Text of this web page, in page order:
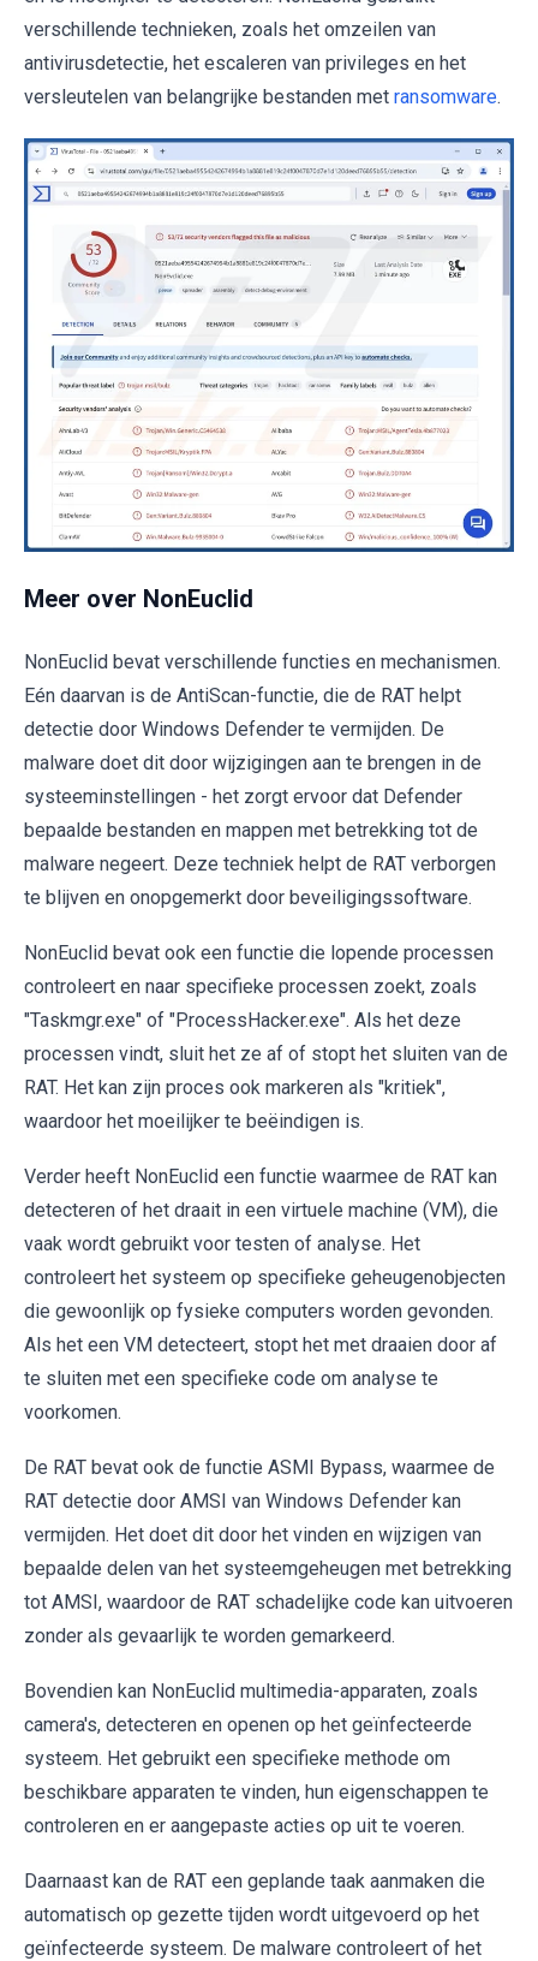
verschillende technieken, zoals het omzeilen van
antivirusdetectie, het escaleren van privileges en het
versleutelen van belangrijke bestanden met ransomware.
Meer over NonEuclid
NonEuclid bevat verschillende functies en mechanismen.
Eén daarvan is de AntiScan-functie, die de RAT helpt
detectie door Windows Defender te vermijden. De
malware doet dit door wijzigingen aan te brengen in de
systeeminstellingen - het zorgt ervoor dat Defender
bepaalde bestanden en mappen met betrekking tot de
malware negeert. Deze techniek helpt de RAT verborgen
te blijven en onopgemerkt door beveiligingssoftware.
NonEuclid bevat ook een functie die lopende processen
controleert en naar specifieke processen zoekt, zoals
"Taskmgr.exe" of "ProcessHacker.exe". Als het deze
processen vindt, sluit het ze af of stopt het sluiten van de
RAT. Het kan zijn proces ook markeren als "kritiek",
waardoor het moeilijker te beëindigen is.
Verder heeft NonEuclid een functie waarmee de RAT kan
detecteren of het draait in een virtuele machine (VM), die
vaak wordt gebruikt voor testen of analyse. Het
controleert het systeem op specifieke geheugenobjecten
die gewoonlijk op fysieke computers worden gevonden.
Als het een VM detecteert, stopt het met draaien door af
te sluiten met een specifieke code om analyse te
voorkomen.
De RAT bevat ook de functie ASMI Bypass, waarmee de
RAT detectie door AMSI van Windows Defender kan
vermijden. Het doet dit door het vinden en wijzigen van
bepaalde delen van het systeemgeheugen met betrekking
tot AMSI, waardoor de RAT schadelijke code kan uitvoeren
zonder als gevaarlijk te worden gemarkeerd.
Bovendien kan NonEuclid multimedia-apparaten, zoals
camera's, detecteren en openen op het geïnfecteerde
systeem. Het gebruikt een specifieke methode om
beschikbare apparaten te vinden, hun eigenschappen te
controleren en er aangepaste acties op uit te voeren.
Daarnaast kan de RAT een geplande taak aanmaken die
automatisch op gezette tijden wordt uitgevoerd op het
geïnfecteerde systeem. De malware controleert of het